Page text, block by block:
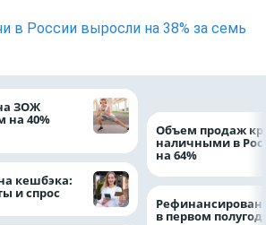
в России выросли на 38% за семь
ЗОЖ
на 40%
кешбэка:
и спрос
Объем продаж
наличными в
на 64%
в первом